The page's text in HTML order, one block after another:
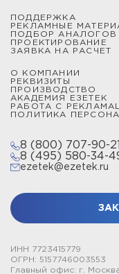
ПОДДЕРЖКА
РЕКЛАМНЫЕ
ПОДБОР АНАЛОГОВ
ПРОЕКТИРОВАНИЕ
ЗАЯВКА НА РАСЧЕТ
О КОМПАНИИ
РЕКВИЗИТЫ
ПРОИЗВОДСТВО
АКАДЕМИЯ ЕЗЕТЕК
РАБОТА С
ПОЛИТИКА
8 (800) 707-90-21
8 (495) 580-34-
ezetek@ezetek.ru
ИНН 7723415779
ОГРН: 5157746003553
Главный офис: г.